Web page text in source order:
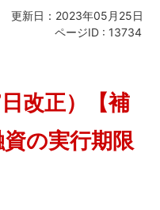
更新日：2023年05月25日
ページID : 13734
改正）【補
の実行期限